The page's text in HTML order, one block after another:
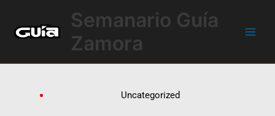
contenido
Semanario Guía
Zamora
Uncategorized